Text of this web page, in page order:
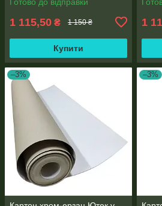
0,6 мм
1 115,50 ₴ 1 150 ₴
Купити
1
–3% –3%